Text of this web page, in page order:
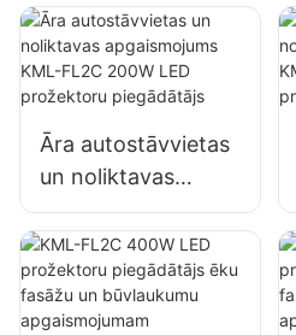
reklāmas stendiem
un lielizmēra
izkārtņu
Āra autostāvvietas
un noliktavas
apgaismojums
KML-FL2C 200W
LED prožektoru
piegādātājs